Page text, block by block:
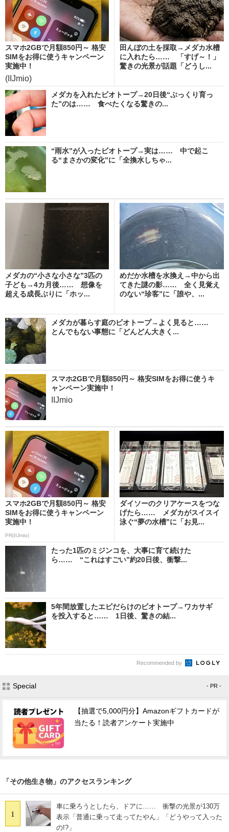
スマホ2GBで月額850円～ 格安
SIMをお得に使うキャンペーン
実施中！
(IIJmio)
田んぼの土を採取→メダカ水槽
に入れたら…… 「すげ～！」
驚きの光景が話題「どうし...
メダカを入れたビオトープ→20日後“ぷっくり育っ
た”のは…… 食べたくなる驚きの...
“雨水”が入ったビオトープ→実は…… 中で起こ
る“まさかの変化”に「全換水しちゃ...
メダカの“小さな小さな”3匹の
子ども→4カ月後…… 想像を
超える成長ぶりに「ホッ...
めだか水槽を水換え→中から出
てきた謎の影…… 全く見覚え
のない“珍客”に「誰や、...
メダカが暮らす庭のビオトープ→よく見ると……
とんでもない事態に「どんどん大きく...
スマホ2GBで月額850円～ 格安SIMをお得に使うキ
ャンペーン実施中！
IIJmio
スマホ2GBで月額850円～ 格安
SIMをお得に使うキャンペーン
実施中！
PR(IIJmio)
ダイソーのクリアケースをつな
げたら…… メダカがスイスイ
泳ぐ“夢の水槽”に「お見...
たった1匹のミジンコを、大事に育て続けた
ら…… “これはすごい”約20日後、衝撃...
5年間放置したエビだらけのビオトープ→ワカサギ
を投入すると…… 1日後、驚きの結...
Recommended by
Special - PR -
【抽選で5,000円分】Amazonギフトカードが
当たる！読者アンケート実施中
「その他生き物」のアクセスランキング
1
車に乗ろうとしたら、ドアに…… 衝撃の光景が130万
表示「普通に乗って走ってたやん」「どうやって入った
の!?」